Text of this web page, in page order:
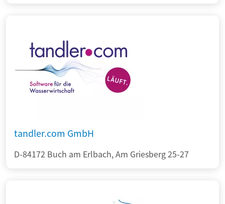
tandler.com GmbH
D-84172 Buch am Erlbach, Am Griesberg 25-27